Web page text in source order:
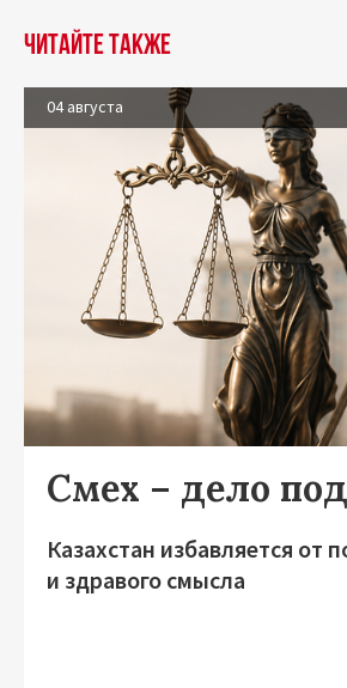
Читайте также
04 августа
Смех – дело
Казахстан избавляется от
и здравого смысла